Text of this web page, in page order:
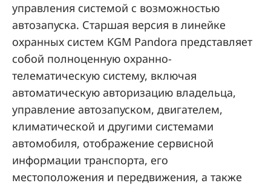
управления системой с возможностью
автозапуска. Старшая версия в линейке
охранных систем KGM Pandora представляет
собой полноценную охранно-
телематическую систему, включая
автоматическую авторизацию владельца,
управление автозапуском, двигателем,
климатической и другими системами
автомобиля, отображение сервисной
информации транспорта, его
местоположения и передвижения, а также